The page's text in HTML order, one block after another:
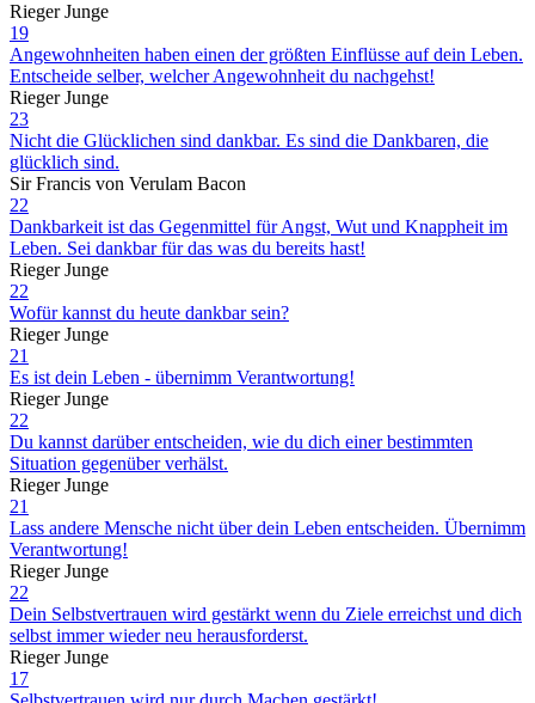
Rieger Junge
19
Angewohnheiten haben einen der größten Einflüsse auf dein Leben.
Entscheide selber, welcher Angewohnheit du nachgehst!
Rieger Junge
23
Nicht die Glücklichen sind dankbar. Es sind die Dankbaren, die
glücklich sind.
Sir Francis von Verulam Bacon
22
Dankbarkeit ist das Gegenmittel für Angst, Wut und Knappheit im
Leben. Sei dankbar für das was du bereits hast!
Rieger Junge
22
Wofür kannst du heute dankbar sein?
Rieger Junge
21
Es ist dein Leben - übernimm Verantwortung!
Rieger Junge
22
Du kannst darüber entscheiden, wie du dich einer bestimmten
Situation gegenüber verhälst.
Rieger Junge
21
Lass andere Mensche nicht über dein Leben entscheiden. Übernimm
Verantwortung!
Rieger Junge
22
Dein Selbstvertrauen wird gestärkt wenn du Ziele erreichst und dich
selbst immer wieder neu herausforderst.
Rieger Junge
17